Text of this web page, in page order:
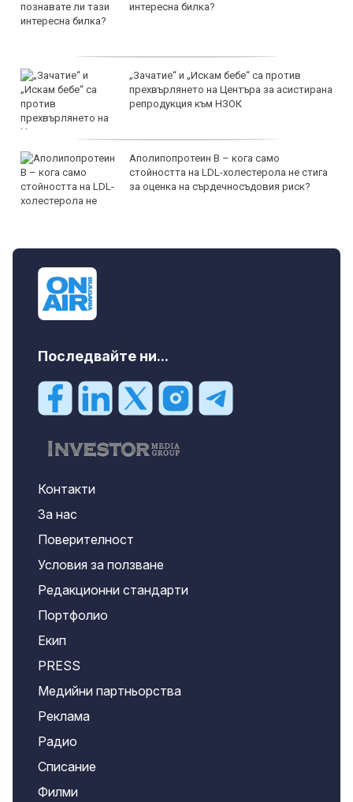
интересна билка?
„Зачатие“ и „Искам бебе“ са против
прехвърлянето на Центъра за асистирана
репродукция към НЗОК
Аполипопротеин B – кога само
стойността на LDL-холестерола не стига
за оценка на сърдечносъдовия риск?
Последвайте ни...
Контакти
За нас
Поверителност
Условия за ползване
Редакционни стандарти
Портфолио
Екип
PRESS
Медийни партньорства
Реклама
Радио
Списание
Филми